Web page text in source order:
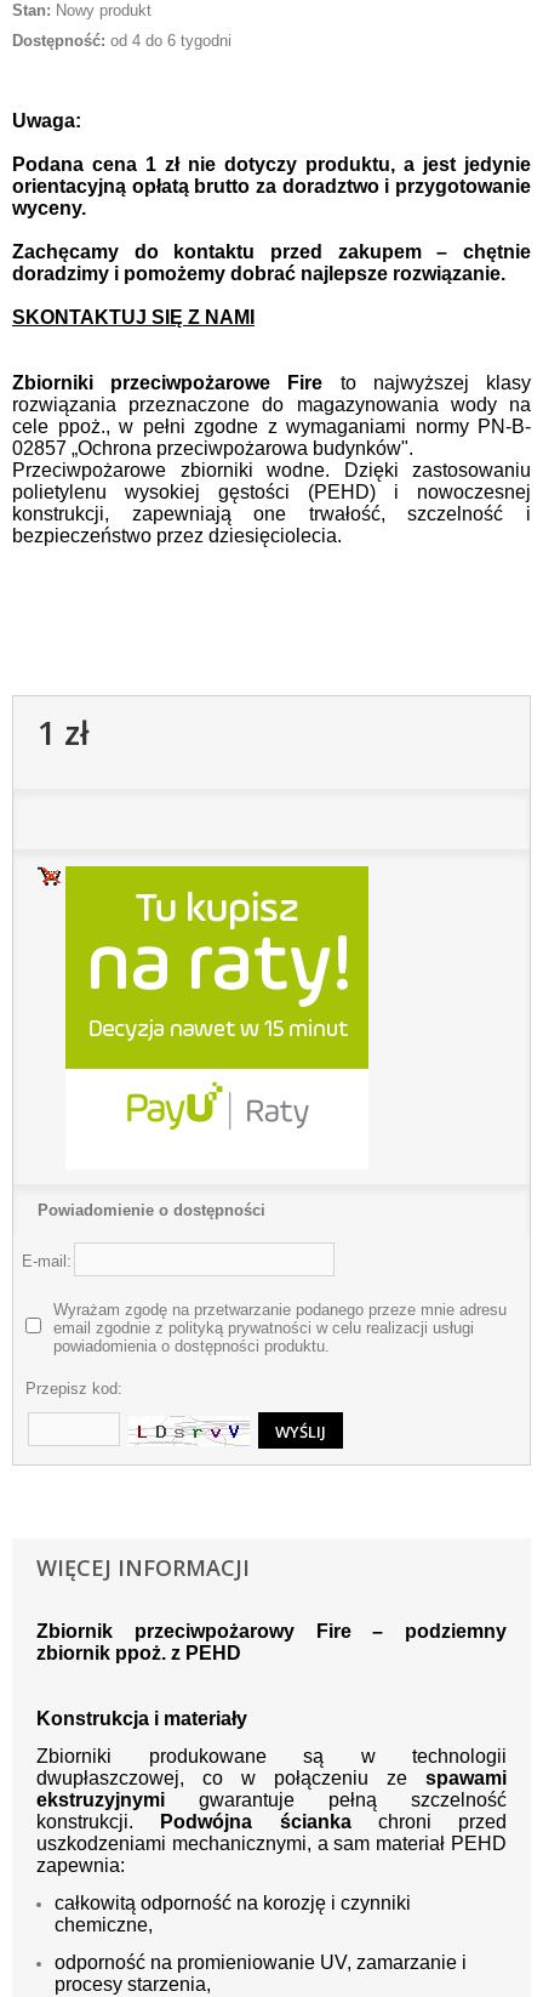
Stan: Nowy produkt
Dostępność: od 4 do 6 tygodni
Uwaga:
Podana cena 1 zł nie dotyczy produktu, a jest jedynie
orientacyjną opłatą brutto za doradztwo i przygotowanie
wyceny.
Zachęcamy do kontaktu przed zakupem – chętnie
doradzimy i pomożemy dobrać najlepsze rozwiązanie.
SKONTAKTUJ SIĘ Z NAMI
Zbiorniki przeciwpożarowe Fire to najwyższej klasy
rozwiązania przeznaczone do magazynowania wody na
cele ppoż., w pełni zgodne z wymaganiami normy PN-B-
02857 „Ochrona przeciwpożarowa budynków".
Przeciwpożarowe zbiorniki wodne. Dzięki zastosowaniu
polietylenu wysokiej gęstości (PEHD) i nowoczesnej
konstrukcji, zapewniają one trwałość, szczelność i
bezpieczeństwo przez dziesięciolecia.
1 zł
Powiadomienie o dostępności
E-mail:
Wyrażam zgodę na przetwarzanie podanego przeze mnie adresu
email zgodnie z polityką prywatności w celu realizacji usługi
powiadomienia o dostępności produktu.
Przepisz kod:
WIĘCEJ INFORMACJI
Zbiornik przeciwpożarowy Fire – podziemny
zbiornik ppoż. z PEHD
Konstrukcja i materiały
Zbiorniki produkowane są w technologii
dwupłaszczowej, co w połączeniu ze spawami
ekstruzyjnymi gwarantuje pełną szczelność
konstrukcji.
Podwójna ściankachroni przed
uszkodzeniami mechanicznymi, a sam materiał PEHD
zapewnia:
całkowitą odporność na korozję i czynniki
chemiczne,
odporność na promieniowanie UV, zamarzanie i
procesy starzenia,